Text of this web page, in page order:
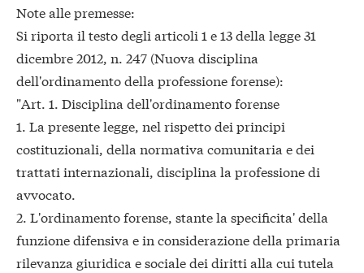
Note alle premesse:
Si riporta il testo degli articoli 1 e 13 della legge 31
dicembre 2012, n. 247 (Nuova disciplina
dell'ordinamento della professione forense):
"Art. 1. Disciplina dell'ordinamento forense
1. La presente legge, nel rispetto dei principi
costituzionali, della normativa comunitaria e dei
trattati internazionali, disciplina la professione di
avvocato.
2. L'ordinamento forense, stante la specificita' della
funzione difensiva e in considerazione della primaria
rilevanza giuridica e sociale dei diritti alla cui tutela